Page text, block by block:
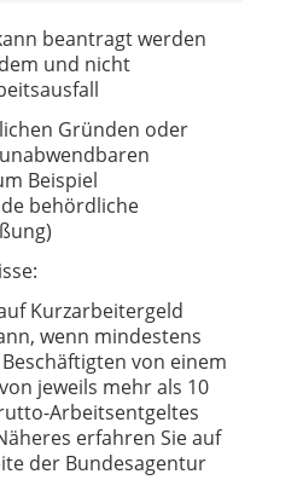
beantragt werden
und nicht
Gründen oder
Beispiel
behördliche
Kurzarbeitergeld
wenn mindestens
von einem
jeweils mehr als 10
Arbeitsentgeltes
erfahren Sie auf
der Bundesagentur